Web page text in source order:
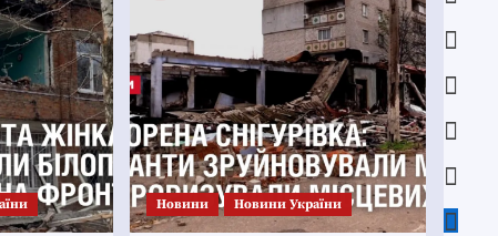
Новини Новини України